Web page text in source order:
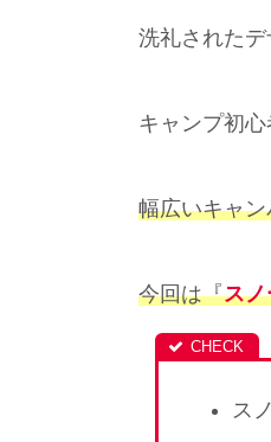
洗礼された
キャンプ初
幅広いキャ
今回は『スノ
ス